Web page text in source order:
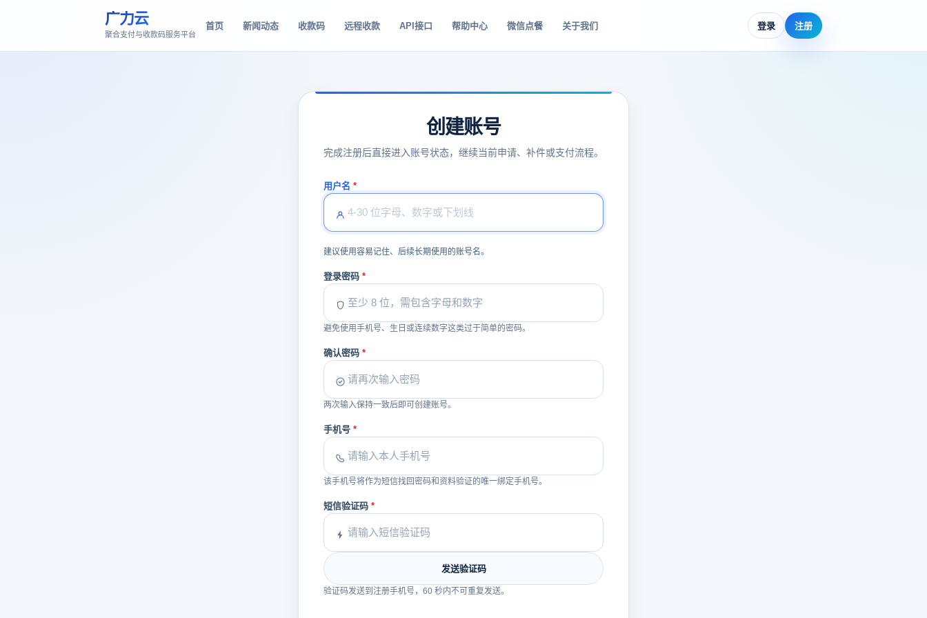
广力云
聚合支付与收款码服务平台
首页 新闻动态 收款码 远程收款 API接口 帮助中心 微信点餐 关于我们 登录 注册
创建账号
完成注册后直接进入账号状态，继续当前申请、补件或支付流程。
用户名
建议使用容易记住、后续长期使用的账号名。
登录密码
避免使用手机号、生日或连续数字这类过于简单的密码。
确认密码
两次输入保持一致后即可创建账号。
手机号
该手机号将作为短信找回密码和资料验证的唯一绑定手机号。
短信验证码
发送验证码
验证码发送到注册手机号，60 秒内不可重复发送。